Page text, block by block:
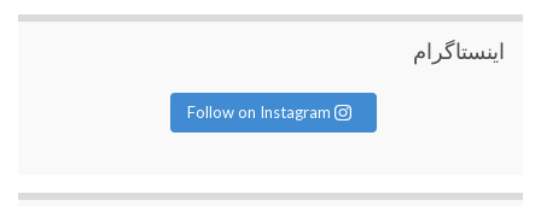
اینستاگرام
Follow on Instagram